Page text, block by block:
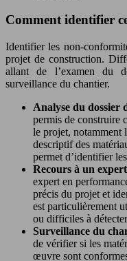
Comment identifier
Identifier les non-
projet de construction.
allant de l’examen du
surveillance du chantier.
Analyse du dossier
permis de construire
le projet, notamment
descriptif des
permet d’identifier
Recours à un
expert en
précis du projet et
est particulièrement
ou difficiles à
Surveillance du
de vérifier si les
œuvre sont